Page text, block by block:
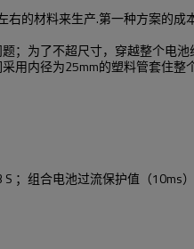
的材料来生产.第一种方案的成
；为了不超尺寸，穿越整个电
用内径为25mm的塑料管套住
；组合电池过流保护值（10ms